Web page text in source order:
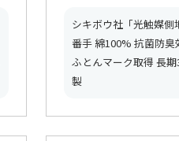
シキボウ社「光触媒側
番手 綿100% 抗菌防臭
ふとんマーク取得 長
製